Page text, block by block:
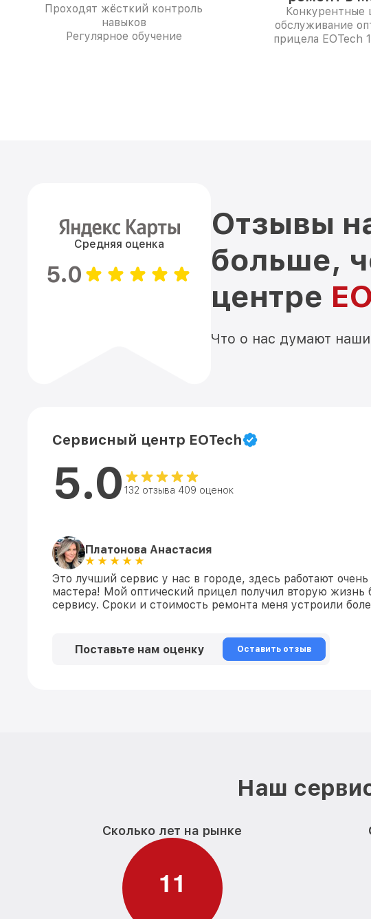
Проходят жёсткий контроль
навыков
Регулярное обучение
Конкурентные
обслуживание
прицела EOTech
Средняя оценка
5.0
Отзывы
больше,
центре
Что о нас думают
Сервисный центр EOTech
5.0 132 отзыва 409 оценок
Платонова Анастасия
Это лучший сервис у нас в городе, здесь работают
мастера! Мой оптический прицел получил вторую жизнь
сервису. Сроки и стоимость ремонта меня устроили
Поставьте нам оценку Оставить отзыв
Наш
Сколько лет на рынке
11